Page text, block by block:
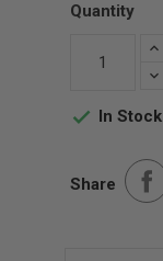
Quantity
 In Stock
Share